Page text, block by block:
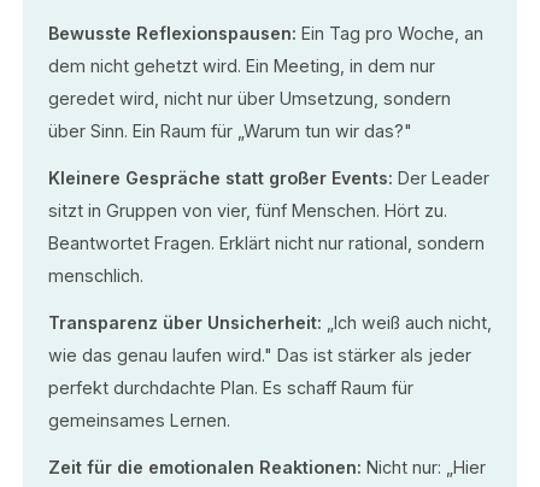
Bewusste Reflexionspausen: Ein Tag pro Woche, an
dem nicht gehetzt wird. Ein Meeting, in dem nur
geredet wird, nicht nur über Umsetzung, sondern
über Sinn. Ein Raum für „Warum tun wir das?"
Kleinere Gespräche statt großer Events: Der Leader
sitzt in Gruppen von vier, fünf Menschen. Hört zu.
Beantwortet Fragen. Erklärt nicht nur rational, sondern
menschlich.
Transparenz über Unsicherheit: „Ich weiß auch nicht,
wie das genau laufen wird." Das ist stärker als jeder
perfekt durchdachte Plan. Es schaff Raum für
gemeinsames Lernen.
Zeit für die emotionalen Reaktionen: Nicht nur: „Hier